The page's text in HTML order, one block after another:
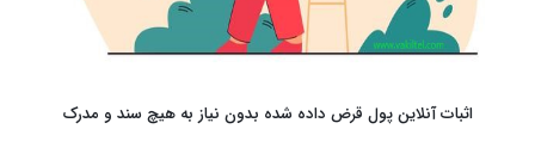
اثبات آنلاین پول قرض داده شده بدون نیاز به هیچ سند و مدرک